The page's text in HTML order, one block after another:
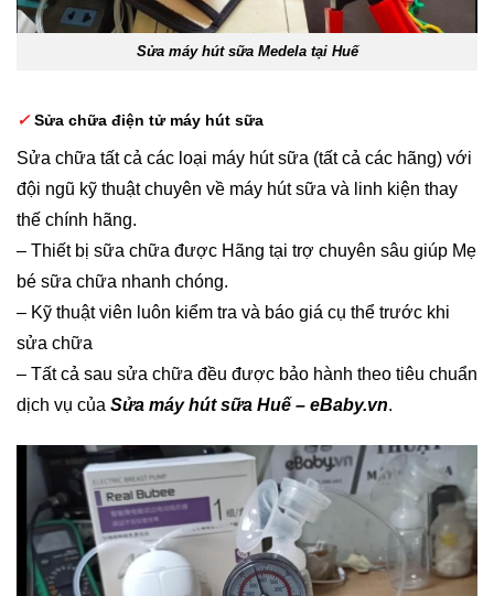
Sửa máy hút sữa Medela tại Huế
✓Sửa chữa điện tử máy hút sữa
Sửa chữa tất cả các loại máy hút sữa (tất cả các hãng) với
đội ngũ kỹ thuật chuyên về máy hút sữa và linh kiện thay
thế chính hãng.
– Thiết bị sữa chữa được Hãng tại trợ chuyên sâu giúp Mẹ
bé sữa chữa nhanh chóng.
– Kỹ thuật viên luôn kiểm tra và báo giá cụ thể trước khi
sửa chữa
– Tất cả sau sửa chữa đều được bảo hành theo tiêu chuẩn
dịch vụ của Sửa máy hút sữa Huế – eBaby.vn.